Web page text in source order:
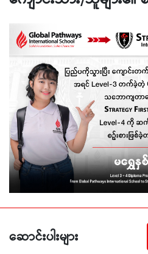
ဆောင်းပါးများ